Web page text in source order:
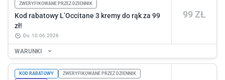
99 ZŁ
ZWERYFIKOWANE PRZEZ DZIENNIK
Kod rabatowy L’Occitane 3 kremy do rąk za 99
zł!
do 10.06.2026
WARUNKI
KOD RABATOWY
ZWERYFIKOWANE PRZEZ DZIENNIK